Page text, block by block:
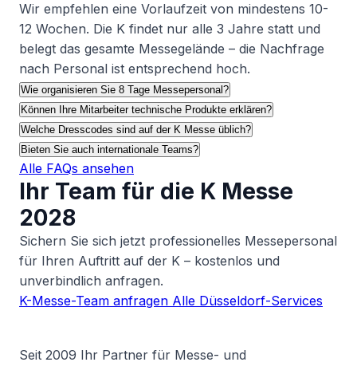
Wir empfehlen eine Vorlaufzeit von mindestens 10-
12 Wochen. Die K findet nur alle 3 Jahre statt und
belegt das gesamte Messegelände – die Nachfrage
nach Personal ist entsprechend hoch.
Wie organisieren Sie 8 Tage Messepersonal?
Können Ihre Mitarbeiter technische Produkte erklären?
Welche Dresscodes sind auf der K Messe üblich?
Bieten Sie auch internationale Teams?
Alle FAQs ansehen
Ihr Team für die K Messe
2028
Sichern Sie sich jetzt professionelles Messepersonal
für Ihren Auftritt auf der K – kostenlos und
unverbindlich anfragen.
K-Messe-Team anfragen Alle Düsseldorf-Services
Seit 2009 Ihr Partner für Messe- und